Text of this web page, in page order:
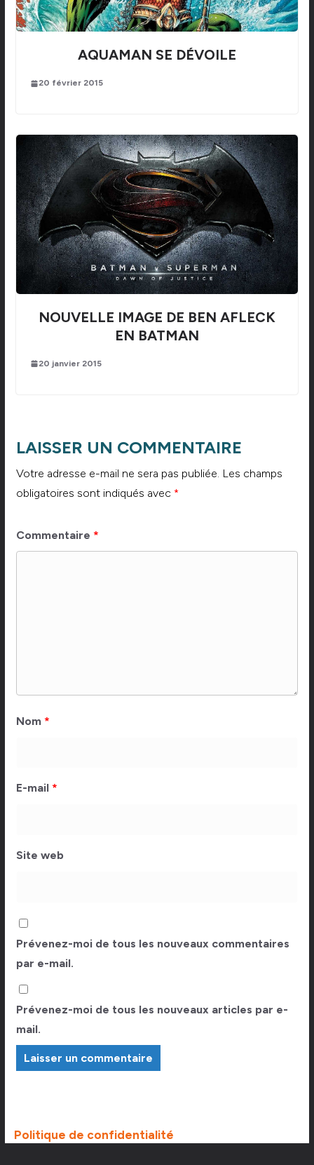
AQUAMAN SE DÉVOILE
20 février 2015
NOUVELLE IMAGE DE BEN AFLECK
EN BATMAN
20 janvier 2015
LAISSER UN COMMENTAIRE
Votre adresse e-mail ne sera pas publiée. Les champs
obligatoires sont indiqués avec *
Commentaire *
Nom *
E-mail *
Site web
Prévenez-moi de tous les nouveaux commentaires
par e-mail.
Prévenez-moi de tous les nouveaux articles par e-
mail.
Politique de confidentialité